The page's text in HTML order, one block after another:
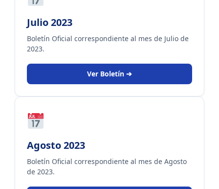
Julio 2023
Boletín Oficial correspondiente al mes de Julio de
2023.
Ver Boletín ➔
Agosto 2023
Boletín Oficial correspondiente al mes de Agosto
de 2023.